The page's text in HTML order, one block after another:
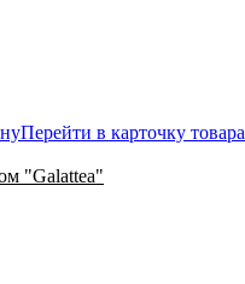
Перейти в карточку товара
"Galattea"